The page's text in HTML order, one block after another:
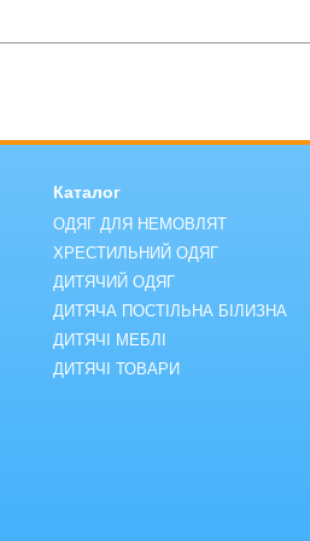
Каталог
ОДЯГ ДЛЯ НЕМОВЛЯТ
ХРЕСТИЛЬНИЙ ОДЯГ
ДИТЯЧИЙ ОДЯГ
ДИТЯЧА ПОСТІЛЬНА БІЛИЗНА
ДИТЯЧІ МЕБЛІ
ДИТЯЧІ ТОВАРИ